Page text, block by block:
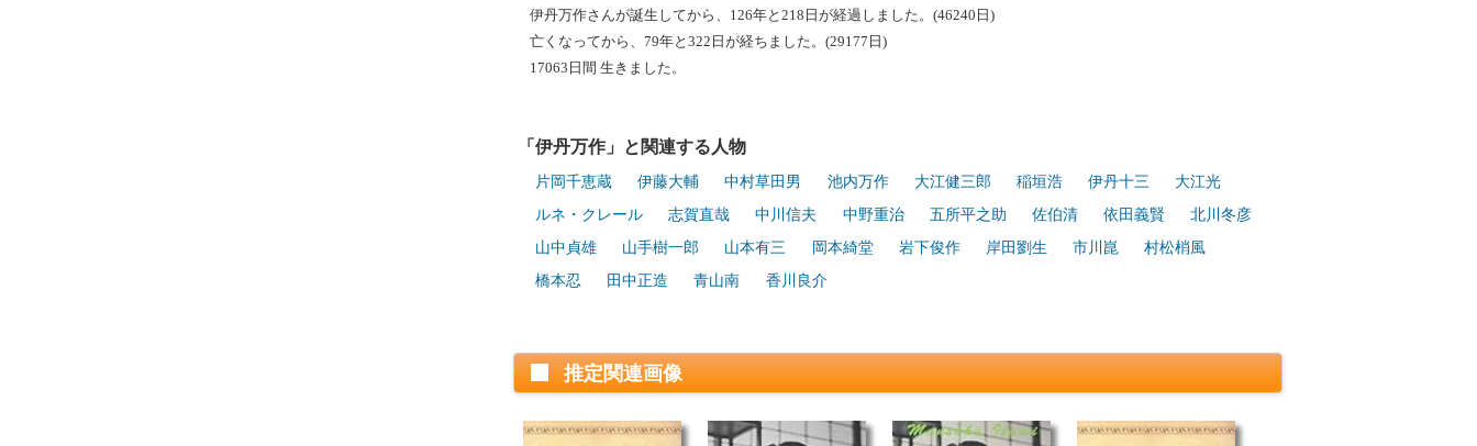
伊丹万作さんが誕生してから、126年と218日が経過しました。(46240日)
亡くなってから、79年と322日が経ちました。(29177日)
17063日間 生きました。
「伊丹万作」と関連する人物
片岡千恵蔵 伊藤大輔 中村草田男 池内万作 大江健三郎 稲垣浩 伊丹十三
大江光
ルネ・クレール
志賀直哉 中川信夫 中野重治 五所平之助 佐伯清 依田義賢
北川冬彦
山中貞雄
山手樹一郎 山本有三 岡本綺堂 岩下俊作 岸田劉生 市川崑
村松梢風
橋本忍
田中正造 青山南 香川良介
推定関連画像